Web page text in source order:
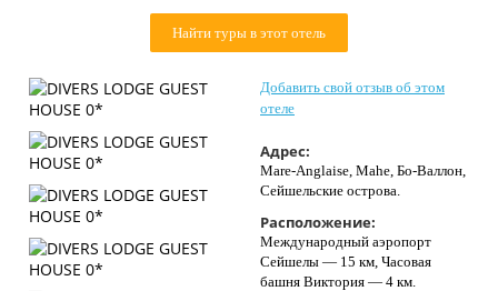
Контакты
Найти туры в этот отель
Добавить свой отзыв об этом
отеле
Адрес:
Mare-Anglaise, Mahe, Бо-Валлон,
Сейшельские острова.
Расположение:
Международный аэропорт
Сейшелы — 15 км, Часовая
башня Виктория — 4 км.